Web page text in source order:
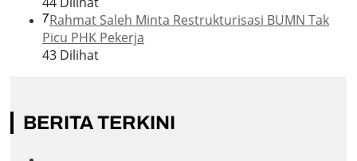
7Rahmat Saleh Minta Restrukturisasi BUMN Tak
Picu PHK Pekerja
43 Dilihat
BERITA TERKINI